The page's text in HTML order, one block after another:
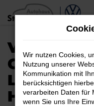
Zum
Hauptinhalt
VWWir nutzen Cookies,
Nutzung unserer
Kommunikation mit
berücksichtigen
verarbeiten Daten für
wenn Sie uns Ihre